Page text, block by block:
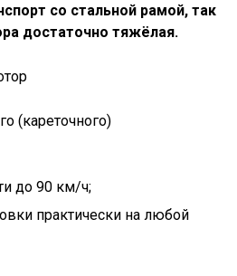
со стальной рамой, так
достаточно тяжёлая.
(кареточного)
до 90 км/ч;
практически на любой